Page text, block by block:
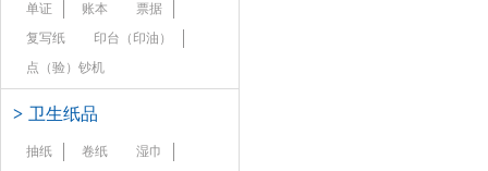
单证 账本
票据
复写纸
印台（印油）
点（验）钞机
> 卫生纸品
抽纸 卷纸 湿巾